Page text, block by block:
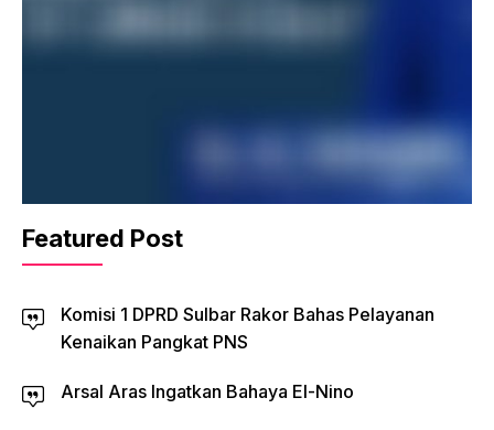
Featured Post
Komisi 1 DPRD Sulbar Rakor Bahas Pelayanan
Kenaikan Pangkat PNS
Arsal Aras Ingatkan Bahaya El-Nino